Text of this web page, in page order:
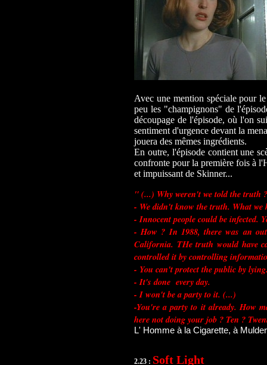
Avec une mention spéciale pour
peu les "champignons" de
découpage de l'épisode, où l'on
sentiment d'urgence devant la
jouera des mêmes ingrédients.
En outre, l'épisode contient une
confronte pour la première fois à
et impuissant de Skinner...
" (...) Why weren't we told the truth ?
- We didn't know the truth. What we
- Innocent people could be infected.
- How ? In 1988, there was an
California. THe truth would have
controlled it by controlling
- You can't protect the public by
- It's done every day.
- I won't be a party to it. (...)
-You're a party to it already. How
here not doing your job ? Ten ?
L' Homme à la Cigarette, à
2.23 : Soft Light